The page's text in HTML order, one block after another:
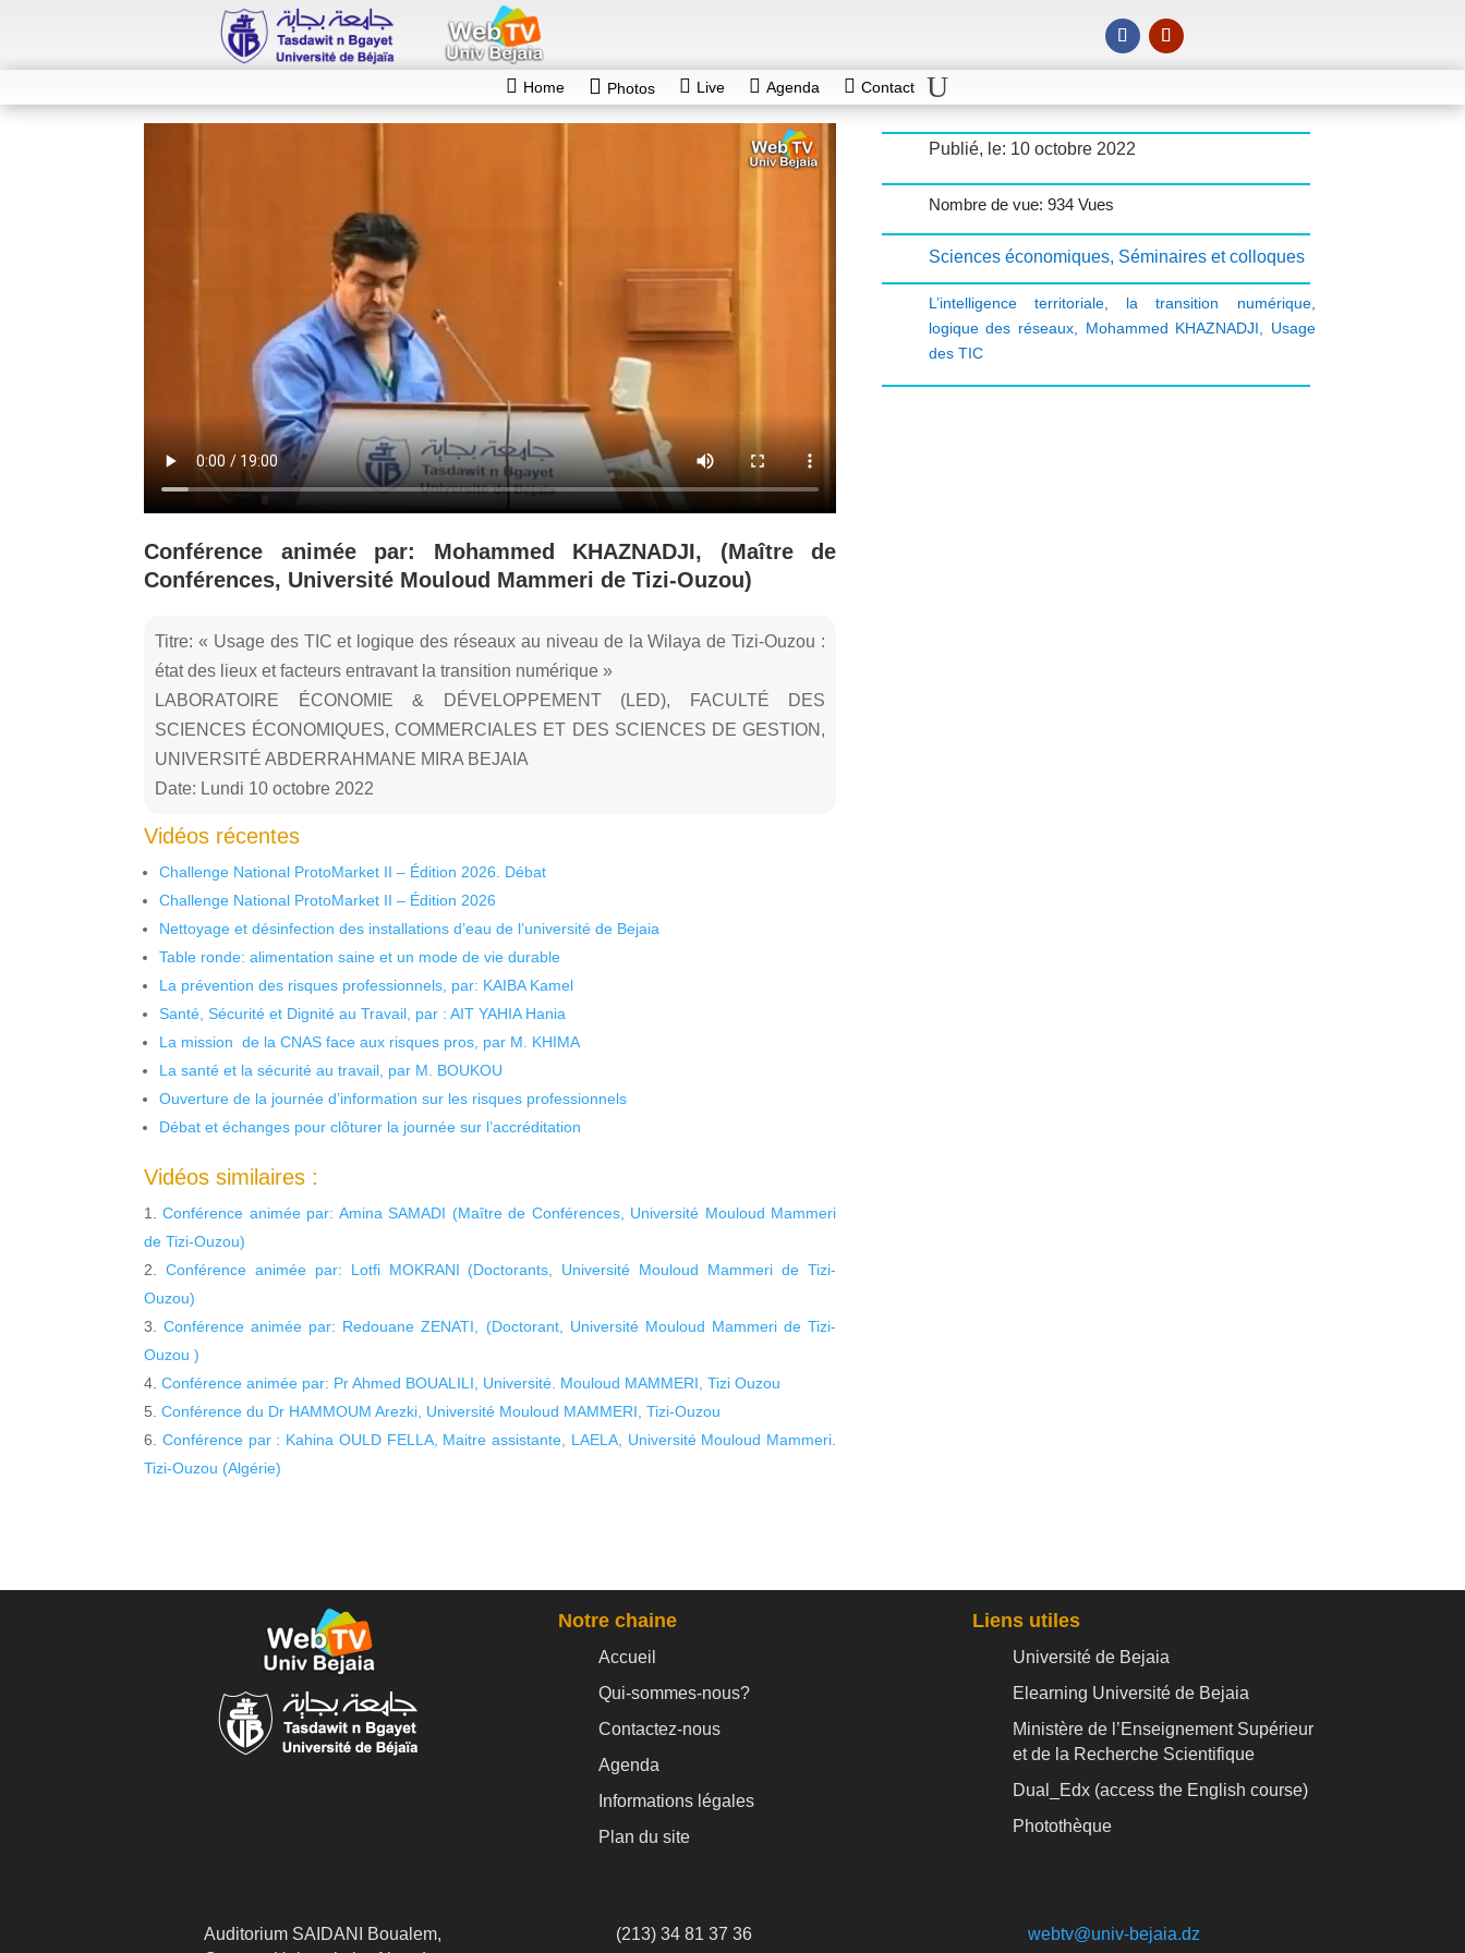
Home Photos Live Agenda Contact
Conférence animée par: Mohammed KHAZNADJI, (Maître de
Conférences, Université Mouloud Mammeri de Tizi-Ouzou)
Titre: « Usage des TIC et logique des réseaux au niveau de la Wilaya de Tizi-Ouzou :
état des lieux et facteurs entravant la transition numérique »
LABORATOIRE ÉCONOMIE & DÉVELOPPEMENT (LED), FACULTÉ DES
SCIENCES ÉCONOMIQUES, COMMERCIALES ET DES SCIENCES DE GESTION,
UNIVERSITÉ ABDERRAHMANE MIRA BEJAIA
Date: Lundi 10 octobre 2022
Vidéos récentes
Challenge National ProtoMarket II – Édition 2026. Débat
Challenge National ProtoMarket II – Édition 2026
Nettoyage et désinfection des installations d’eau de l’université de Bejaia
Table ronde: alimentation saine et un mode de vie durable
La prévention des risques professionnels, par: KAIBA Kamel
Santé, Sécurité et Dignité au Travail, par : AIT YAHIA Hania
La mission de la CNAS face aux risques pros, par M. KHIMA
La santé et la sécurité au travail, par M. BOUKOU
Ouverture de la journée d’information sur les risques professionnels
Débat et échanges pour clôturer la journée sur l’accréditation
Vidéos similaires :
Conférence animée par: Amina SAMADI (Maître de Conférences, Université Mouloud Mammeri
de Tizi-Ouzou)
Conférence animée par: Lotfi MOKRANI (Doctorants, Université Mouloud Mammeri de Tizi-
Ouzou)
Conférence animée par: Redouane ZENATI, (Doctorant, Université Mouloud Mammeri de Tizi-
Ouzou )
Conférence animée par: Pr Ahmed BOUALILI, Université. Mouloud MAMMERI, Tizi Ouzou
Conférence du Dr HAMMOUM Arezki, Université Mouloud MAMMERI, Tizi-Ouzou
Conférence par : Kahina OULD FELLA, Maitre assistante, LAELA, Université Mouloud Mammeri.
Tizi-Ouzou (Algérie)
Publié, le: 10 octobre 2022
Nombre de vue: 934 Vues
Sciences économiques, Séminaires et colloques
L’intelligence territoriale, la transition numérique,
logique des réseaux, Mohammed KHAZNADJI, Usage
des TIC
Notre chaine
Accueil
Qui-sommes-nous?
Contactez-nous
Agenda
Informations légales
Plan du site
Liens utiles
Université de Bejaia
Elearning Université de Bejaia
Ministère de l’Enseignement Supérieur
et de la Recherche Scientifique
Dual_Edx (access the English course)
Photothèque
Auditorium SAIDANI Boualem,
(213) 34 81 37 36 webtv@univ-bejaia.dz